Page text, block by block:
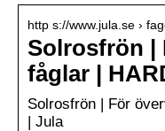
http s://www.jula.se ›
Solrosfrön |
fåglar |
Solrosfrön | För
| Jula